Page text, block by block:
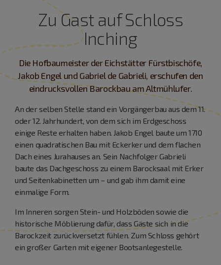
Zu Gast auf Schloss
Inching
Die Hofbaumeister der Eichstätter Fürstbischöfe,
Jakob Engel und Gabriel de Gabrieli, erschufen den
eindrucksvollen Barockbau am Altmühlufer.
An der selben Stelle stand ein Vorgängerbau aus dem 11.
oder 12. Jahrhundert, von dem sich im Erdgeschoss
einige Reste erhalten haben. Jakob Engel baute um 1710
einen quadratischen Bau mit Eckerker und dem flachen
Dach eines Jurahauses an. Sein Nachfolger Gabrieli
baute das Dachgeschoss zu einem Barocksaal mit Erker
und Seitenkabinetten um – und gab ihm damit eine
einmalige Form.
Im Inneren sorgen Stein- und Holzböden sowie die
historische Möblierung dafür, dass Gäste sich in die
Barockzeit zurückversetzt fühlen. Zum Schloss gehört
ein großer Garten mit eigener Bootsanlegestelle.